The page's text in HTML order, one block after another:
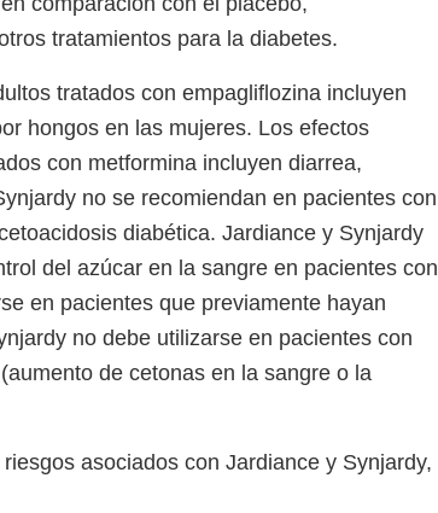
tratamientos para la diabetes.
tratados con empagliflozina incluyen
hongos en las mujeres. Los efectos
con metformina incluyen diarrea,
no se recomiendan en pacientes con
diabética. Jardiance y Synjardy
del azúcar en la sangre en pacientes con
en pacientes que previamente hayan
no debe utilizarse en pacientes con
de cetonas en la sangre o la
asociados con Jardiance y Synjardy,